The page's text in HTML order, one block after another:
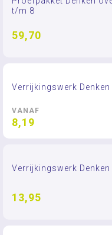
t/m 8
59,70
Verrijkingswerk
VANAF
8,19
Verrijkingswerk
13,95